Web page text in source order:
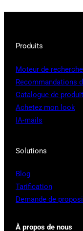
Produits
Moteur de recherche
Recommandations
Catalogue de
Achetez mon look
IA-mails
Solutions
Blog
Tarification
Demande de
À propos de nous